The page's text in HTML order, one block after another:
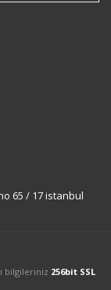
65 / 17 istanbul
bilgileriniz 256bit SSL